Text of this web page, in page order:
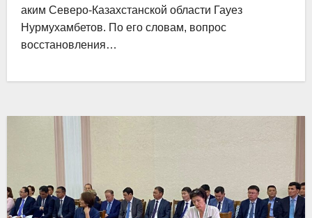
аким Северо-Казахстанской области Гауез
Нурмухамбетов. По его словам, вопрос
восстановления…